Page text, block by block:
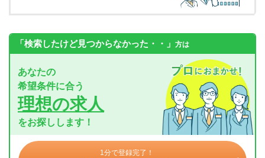
「検索したけど見つからなかった・・」 方は
あなたの
希望条件に合う
理想の求人
をお探しします！
1分で登録完了！